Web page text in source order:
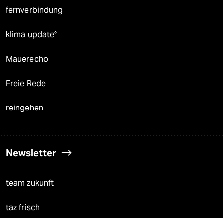
fernverbindung
klima update°
Mauerecho
Freie Rede
reingehen
Newsletter
team zukunft
taz frisch